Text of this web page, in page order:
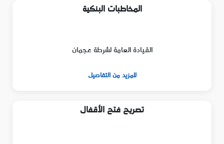
المخاطبات البنكية
القيادة العامة لشرطة عجمان
للمزيد من التفاصيل
تصريح فتح الأقفال